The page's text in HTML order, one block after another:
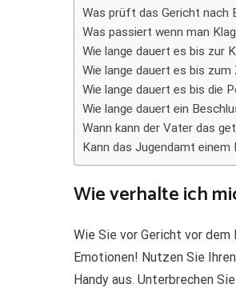
Was prüft das Gericht nach
Was passiert wenn man
Wie lange dauert es bis zur
Wie lange dauert es bis zum
Wie lange dauert es bis die
Wie lange dauert ein
Wann kann der Vater das
Kann das Jugendamt
Wie verhalte ich
Wie Sie vor Gericht vor
Emotionen! Nutzen Sie
Handy aus. Unterbrechen